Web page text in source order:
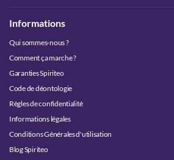
Informations
Qui sommes-nous ?
Comment ça marche ?
Garanties Spiriteo
Code de déontologie
Règles de confidentialité
Informations légales
Conditions Générales d'utilisation
Blog Spiriteo